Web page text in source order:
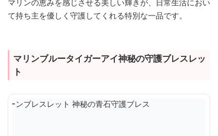
マリンの恵みを感じさせる美しい輝きが、日常生活におい
て持ち主を優しく守護してくれる特別な一品です。
マリンブルータイガーアイ神秘の守護ブレスレッ
ト